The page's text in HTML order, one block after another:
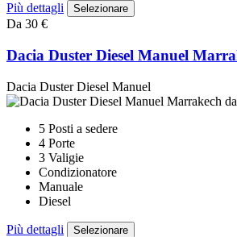
Più dettagli Selezionare
Da 30 €
Dacia Duster Diesel Manuel
Dacia Duster Diesel Manuel
5 Posti a sedere
4 Porte
3 Valigie
Condizionatore
Manuale
Diesel
Più dettagli Selezionare